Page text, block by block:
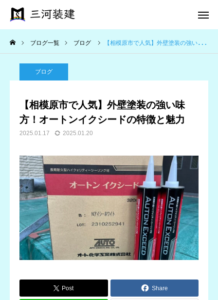
ブログ一覧 ブログ 【相模原市で人気】外壁塗装の強い味方！オートンイクシードの特徴と魅力
ブログ
【相模原市で人気】外壁塗装の強い味
方！オートンイクシードの特徴と魅力
2025.01.17 2025.01.20
Post Share
電話 問合せ
施工事例
施工完了までの流れ
会社案内
お問い合わせ